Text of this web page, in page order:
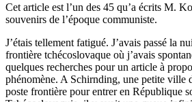
Cet article est l’un des 45 qu’a écrits M.
souvenirs de l’époque communiste.
J’étais tellement fatigué. J’avais passé la
frontière tchécoslovaque où j’avais
quelques recherches pour un article à
phénomène. A Schirnding, une petite ville
poste frontière pour entrer en République